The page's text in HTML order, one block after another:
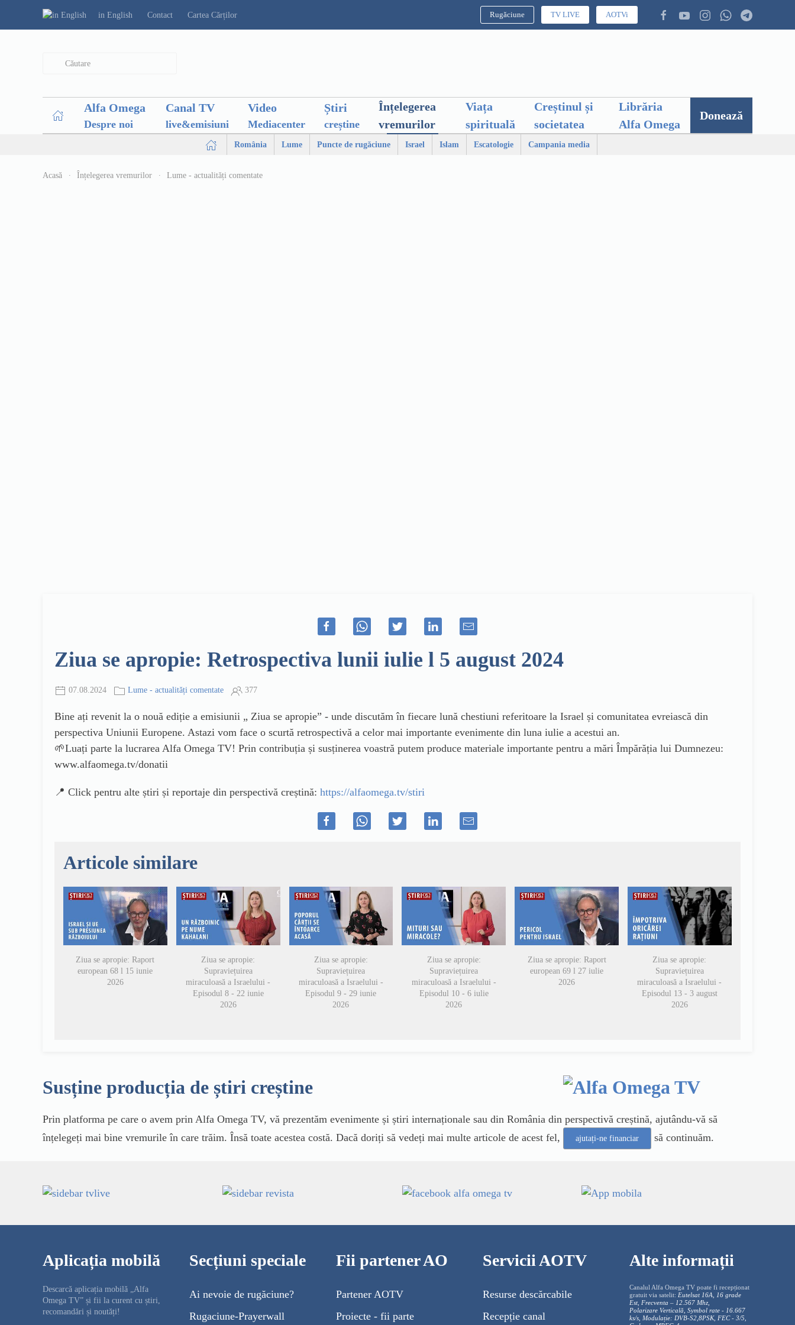
in English Contact Cartea Cărților Rugăciune TV LIVE AOTVi
Alfa Omega
Despre noi
Canal TV
live&emisiuni
Video
Mediacenter
Știri
creștine
Înțelegerea
vremurilor
Viața
spirituală
Creștinul și
societatea
Librăria
Alfa Omega
Donează
România Lume Puncte de rugăciune Israel Islam Escatologie Campania media
Acasă Înțelegerea vremurilor Lume - actualități comentate
Ziua se apropie: Retrospectiva lunii iulie l 5 august 2024
07.08.2024 Lume - actualități comentate 377
Bine ați revenit la o nouă ediție a emisiunii „ Ziua se apropie” - unde discutăm în fiecare lună chestiuni referitoare la Israel și comunitatea evreiască din
perspectiva Uniunii Europene. Astazi vom face o scurtă retrospectivă a celor mai importante evenimente din luna iulie a acestui an.
🌱Luați parte la lucrarea Alfa Omega TV! Prin contribuția și susținerea voastră putem produce materiale importante pentru a mări Împărăția lui Dumnezeu:
www.alfaomega.tv/donatii
📍 Click pentru alte știri și reportaje din perspectivă creștină: https://alfaomega.tv/stiri
Articole similare
Ziua se apropie: Raport
european 68 l 15 iunie
2026
Ziua se apropie:
Supraviețuirea
miraculoasă a Israelului -
Episodul 8 - 22 iunie
2026
Ziua se apropie:
Supraviețuirea
miraculoasă a Israelului -
Episodul 9 - 29 iunie
2026
Ziua se apropie:
Supraviețuirea
miraculoasă a Israelului -
Episodul 10 - 6 iulie
2026
Ziua se apropie: Raport
european 69 l 27 iulie
2026
Ziua se apropie:
Supraviețuirea
miraculoasă a Israelului -
Episodul 13 - 3 august
2026
Susține producția de știri creștine
Prin platforma pe care o avem prin Alfa Omega TV, vă prezentăm evenimente și știri internaționale sau din România din perspectivă creștină, ajutându-vă să
înțelegeți mai bine vremurile în care trăim. Însă toate acestea costă. Dacă doriți să vedeți mai multe articole de acest fel,
ajutați-ne financiar să continuăm.
Aplicația mobilă
Descarcă aplicația mobilă „Alfa
Omega TV” și fii la curent cu știri,
recomandări și noutăți!
Secțiuni speciale
Ai nevoie de rugăciune?
Rugaciune-Prayerwall
Fii partener AO
Partener AOTV
Proiecte - fii parte
Servicii AOTV
Resurse descărcabile
Recepție canal
Alte informații
Canalul Alfa Omega TV poate fi recepționat
gratuit via satelit: Eutelsat 16A, 16 grade
Est, Frecventa – 12.567 Mhz,
Polarizare Verticală, Symbol rate - 16.667
ks/s, Modulație: DVB-S2,8PSK, FEC - 3/5,